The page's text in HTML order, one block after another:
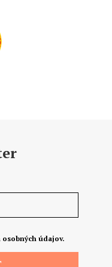
údajov.